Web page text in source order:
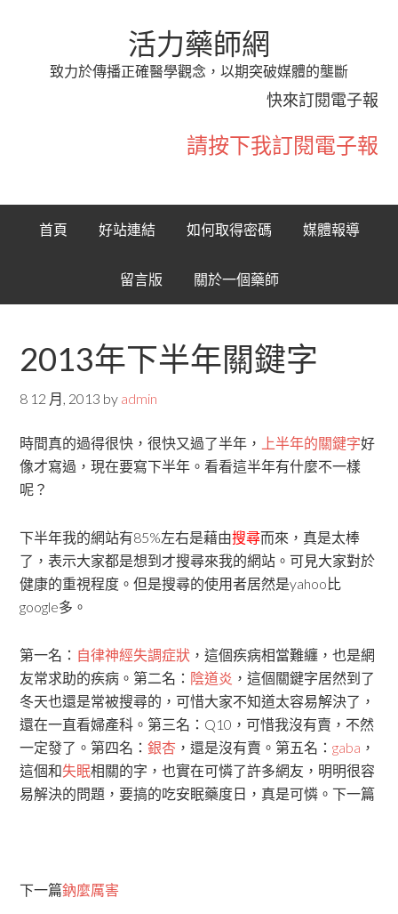
活力藥師網
致力於傳播正確醫學觀念，以期突破媒體的壟斷
快來訂閱電子報
請按下我訂閱電子報
首頁 好站連結 如何取得密碼 媒體報導
留言版 關於一個藥師
2013年下半年關鍵字
8 12 月, 2013 by admin
時間真的過得很快，很快又過了半年， 上半年的關鍵字好
像才寫過，現在要寫下半年。看看這半年有什麼不一樣
呢？
下半年我的網站有85%左右是藉由搜尋而來，真是太棒
了，表示大家都是想到才搜尋來我的網站。可見大家對於
健康的重視程度。但是搜尋的使用者居然是yahoo比
google多。
第一名： 自律神經失調症狀 ，這個疾病相當難纏，也是網
友常求助的疾病。第二名： 陰道炎 ，這個關鍵字居然到了
冬天也還是常被搜尋的，可惜大家不知道太容易解決了，
還在一直看婦產科。第三名：Q10，可惜我沒有賣，不然
一定發了。第四名：銀杏 ，還是沒有賣。第五名：gaba ，
這個和失眠相關的字，也實在可憐了許多網友，明明很容
易解決的問題，要搞的吃安眠藥度日，真是可憐。下一篇
下一篇鈉麼厲害